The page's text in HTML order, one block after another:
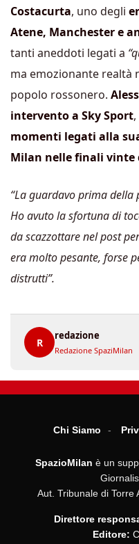
Costacurta, uno degli
Atene, Manchester e
tanti aneddoti legati a
ma emozionante realtà
popolo rossonero.
intervento a Sky Sport,
momenti legati alla
Milan nelle finali vinte
“La guardavo prima della
Ho avuto la sfortuna di
da scazzottare nel post
era molto pesante, forse
distrutti”.
R
redazione
Redazione SpaziMilan
Chi Siamo
SpazioMilan è un
Aut. Tribunale di Torre
Direttore
Editore: